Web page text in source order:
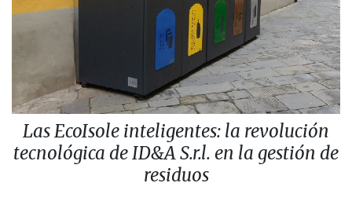
Las EcoIsole inteligentes: la revolución
tecnológica de ID&A S.r.l. en la gestión de
residuos